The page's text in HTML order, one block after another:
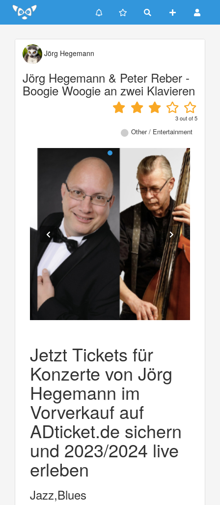
Update cookies preferences
Jörg Hegemann
Jörg Hegemann & Peter Reber -
Boogie Woogie an zwei Klavieren
3out of5
Other / Entertainment
Jetzt Tickets für
Konzerte von Jörg
Hegemann im
Vorverkauf auf
ADticket.de sichern
und 2023/2024 live
erleben
Jazz,Blues